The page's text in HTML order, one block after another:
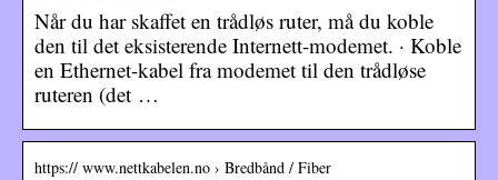
Når du har skaffet en trådløs ruter, må du koble
den til det eksisterende Internett-modemet. · Koble
en Ethernet-kabel fra modemet til den trådløse
ruteren (det …
https:// www.nettkabelen.no › Bredbånd / Fiber